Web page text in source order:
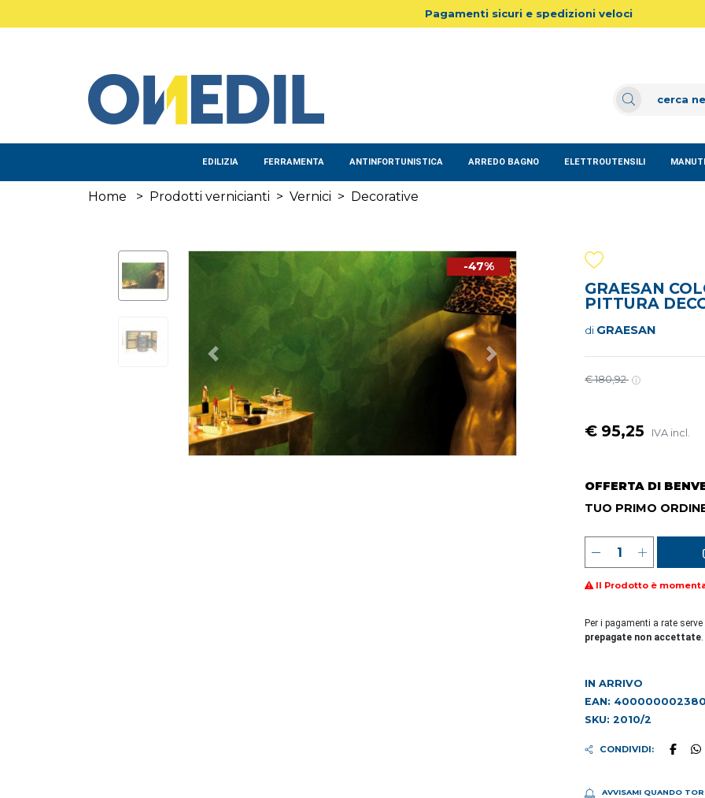
Pagamenti sicuri e spedizioni veloci
EDILIZIA FERRAMENTA ANTINFORTUNISTICA ARREDO BAGNO ELETTROUTENSILI
Home > Prodotti vernicianti > Vernici > Decorative
-47%
GRAESAN
PITTURA
di GRAESAN
€ 180,92
€ 95,25 IVA incl.
OFFERTA DI
TUO PRIMO
Il Prodotto è
Per i pagamenti a rate serve
prepagate non accettate.
IN ARRIVO
EAN:
SKU: 2010/2
CONDIVIDI:
AVVISAMI QUANDO